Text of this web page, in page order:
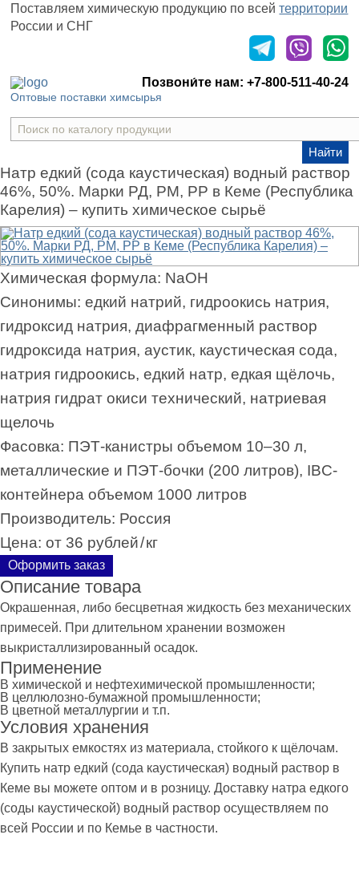
Поставляем химическую продукцию по всейтерритории
России и СНГ
Оптовые поставки химсырья
Позвони́те нам: +7-800-511-40-24
Найти
Натр едкий (сода каустическая) водный раствор
46%, 50%. Марки РД, РМ, РР в Кеме (Республика
Карелия) – купить химическое сырьё
Химическая формула: NaOH
Синонимы: едкий натрий, гидроокись натрия,
гидроксид натрия, диафрагменный раствор
гидроксида натрия, аустик, каустическая сода,
натрия гидроокись, едкий натр, едкая щёлочь,
натрия гидрат окиси технический, натриевая
щелочь
Фасовка: ПЭТ-канистры объемом 10–30 л,
металлические и ПЭТ-бочки (200 литров), IBC-
контейнера объемом 1000 литров
Производитель: Россия
Цена: от 36 рублей/кг
Оформить заказ
Описание товара
Окрашенная, либо бесцветная жидкость без механических
примесей. При длительном хранении возможен
выкристаллизированный осадок.
Применение
В химической и нефтехимической промышленности;
В целлюлозно-бумажной промышленности;
В цветной металлургии и т.п.
Условия хранения
В закрытых емкостях из материала, стойкого к щёлочам.
Купить натр едкий (сода каустическая) водный раствор в
Кеме вы можете оптом и в розницу. Доставку натра едкого
(соды каустической) водный раствор осуществляем по
всей России и по Кемье в частности.